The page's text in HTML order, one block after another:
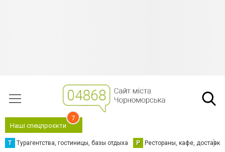
Наші спецпроєкти
7
Т Турагентства, гостиницы, базы отдыха Р Рестораны, кафе,